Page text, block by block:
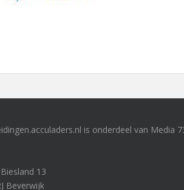
is onderdeel van Media
13
Beverwijk